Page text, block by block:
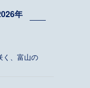
年
く、富山の